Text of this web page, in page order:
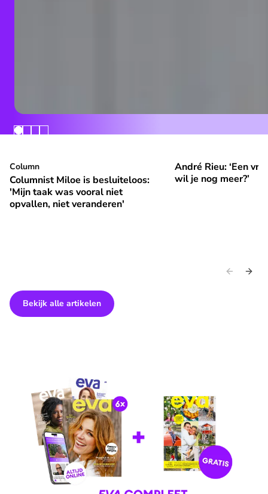
Columnist Miloe is besluiteloos: 'Mijn taak was vooral niet
⭐ Premium
Column
Columnist Miloe is besluiteloos:
'Mijn taak was vooral niet
opvallen, niet veranderen'
André Rieu: ‘Een
⭐Premium
André Rieu: ‘Een
wil je nog meer?’
Bekijk alle artikelen